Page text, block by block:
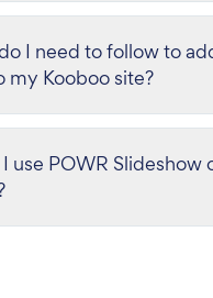
I need to follow to
my Kooboo site?
use POWR Slideshow